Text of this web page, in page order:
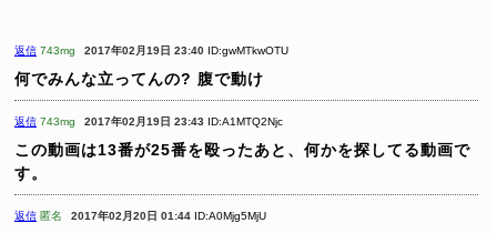
返信 743mg 2017年02月19日 23:40 ID:gwMTkwOTU
何でみんな立ってんの? 腹で動け
返信 743mg 2017年02月19日 23:43 ID:A1MTQ2Njc
この動画は13番が25番を殴ったあと、何かを探してる動画で
す。
返信 匿名 2017年02月20日 01:44 ID:A0Mjg5MjU